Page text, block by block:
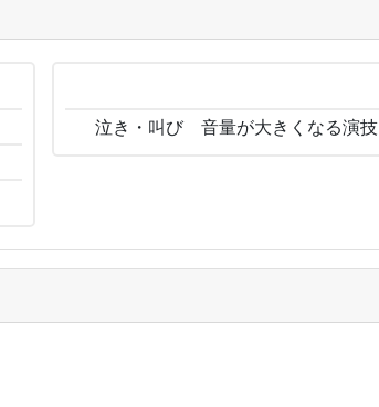
泣き・叫び 音量が大きくなる演技